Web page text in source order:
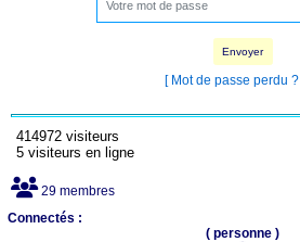
Envoyer
[ Mot de passe perdu ?
414972 visiteurs
5 visiteurs en ligne
29 membres
Connectés :
( personne )